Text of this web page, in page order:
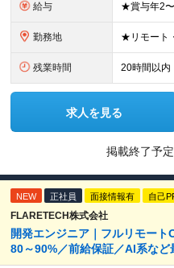
給与
勤務地
残業時間 20時間以内
求人を見る
掲載終了予定
NEW 正社員 面接情報有 自己
FLARETECH株式会社
開発エンジニア｜フルリモー
80～90%／前給保証／AI系など